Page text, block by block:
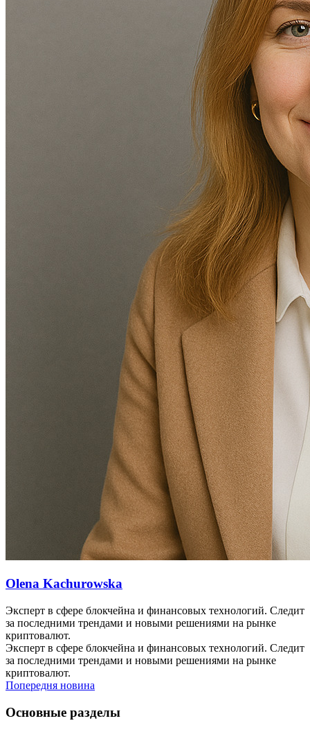
Olena Kachurowska
Эксперт в сфере блокчейна и финансовых технологий. Следит
за последними трендами и новыми решениями на рынке
криптовалют.
Эксперт в сфере блокчейна и финансовых технологий. Следит
за последними трендами и новыми решениями на рынке
криптовалют.
Попередня новина
Основные разделы